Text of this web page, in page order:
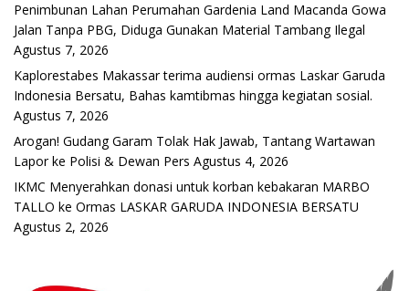
Penimbunan Lahan Perumahan Gardenia Land Macanda Gowa
Jalan Tanpa PBG, Diduga Gunakan Material Tambang Ilegal
Agustus 7, 2026
Kaplorestabes Makassar terima audiensi ormas Laskar Garuda
Indonesia Bersatu, Bahas kamtibmas hingga kegiatan sosial.
Agustus 7, 2026
Arogan! Gudang Garam Tolak Hak Jawab, Tantang Wartawan
Lapor ke Polisi & Dewan Pers Agustus 4, 2026
IKMC Menyerahkan donasi untuk korban kebakaran MARBO
TALLO ke Ormas LASKAR GARUDA INDONESIA BERSATU
Agustus 2, 2026